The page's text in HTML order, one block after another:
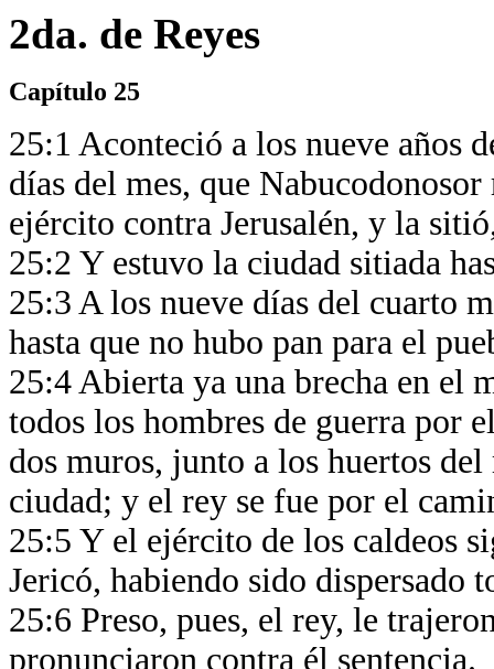
2da. de Reyes
Capítulo 25
25:1 Aconteció a los nueve años
días del mes, que
ejército contra Jerusalén, y la
25:2 Y estuvo la ciudad sitiada
25:3 A los nueve días del cuarto
hasta que no hubo pan para el
25:4 Abierta ya una brecha en el
todos los hombres de guerra por
dos muros, junto a los huertos
ciudad; y el rey se fue por el
25:5 Y el ejército de los caldeos
Jericó, habiendo sido dispersado
25:6 Preso, pues, el rey, le
pronunciaron contra él sentencia.